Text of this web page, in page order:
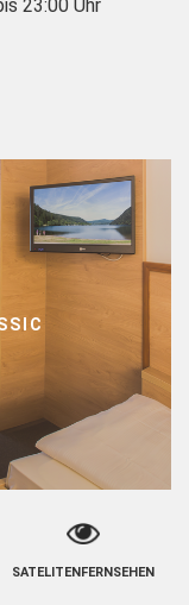
23:00 Uhr
SATELITENFERNSEHEN